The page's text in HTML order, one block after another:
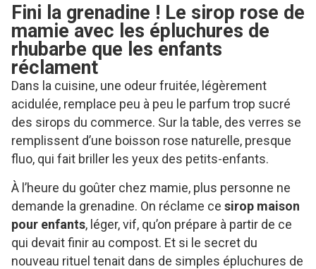
Fini la grenadine ! Le sirop rose de
mamie avec les épluchures de
rhubarbe que les enfants
réclament
Dans la cuisine, une odeur fruitée, légèrement
acidulée, remplace peu à peu le parfum trop sucré
des sirops du commerce. Sur la table, des verres se
remplissent d’une boisson rose naturelle, presque
fluo, qui fait briller les yeux des petits-enfants.
À l’heure du goûter chez mamie, plus personne ne
demande la grenadine. On réclame ce sirop maison
pour enfants, léger, vif, qu’on prépare à partir de ce
qui devait finir au compost. Et si le secret du
nouveau rituel tenait dans de simples épluchures de